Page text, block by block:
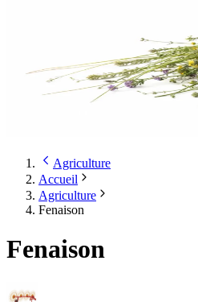
Agriculture
Accueil
Agriculture
Fenaison
Fenaison